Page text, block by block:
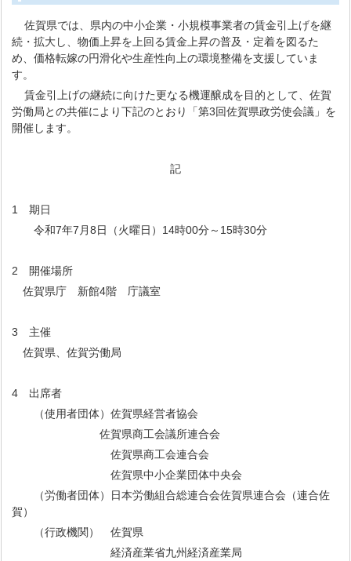
佐賀県では、県内の中小企業・小規模事業者の賃金引上げを継
続・拡大し、物価上昇を上回る賃金上昇の普及・定着を図るた
め、価格転嫁の円滑化や生産性向上の環境整備を支援していま
す。
賃金引上げの継続に向けた更なる機運醸成を目的として、佐賀
労働局との共催により下記のとおり「第3回佐賀県政労使会議」を
開催します。
記
1 期日
令和7年7月8日（火曜日）14時00分～15時30分
2 開催場所
佐賀県庁 新館4階 庁議室
3 主催
佐賀県、佐賀労働局
4 出席者
（使用者団体）佐賀県経営者協会
佐賀県商工会議所連合会
佐賀県商工会連合会
佐賀県中小企業団体中央会
（労働者団体）日本労働組合総連合会佐賀県連合会（連合佐
賀）
（行政機関） 佐賀県
経済産業省九州経済産業局